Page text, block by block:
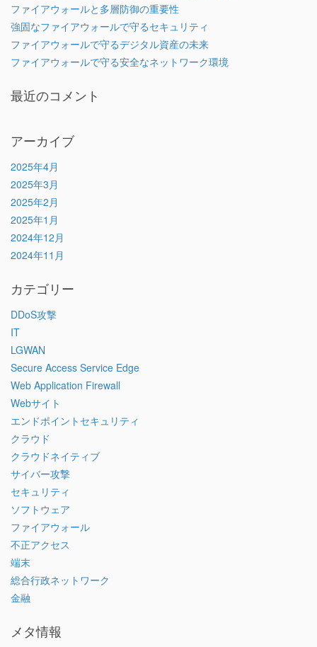
ファイアウォールと多層防御の重要性
強固なファイアウォールで守るセキュリティ
ファイアウォールで守るデジタル資産の未来
ファイアウォールで守る安全なネットワーク環境
最近のコメント
アーカイブ
2025年4月
2025年3月
2025年2月
2025年1月
2024年12月
2024年11月
カテゴリー
DDoS攻撃
IT
LGWAN
Secure Access Service Edge
Web Application Firewall
Webサイト
エンドポイントセキュリティ
クラウド
クラウドネイティブ
サイバー攻撃
セキュリティ
ソフトウェア
ファイアウォール
不正アクセス
端末
総合行政ネットワーク
金融
メタ情報